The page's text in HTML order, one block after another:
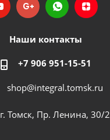
Наши контакты
+7 906 951-15-51
shop@integral.tomsk.ru
г. Томск, Пр. Ленина, 30/2